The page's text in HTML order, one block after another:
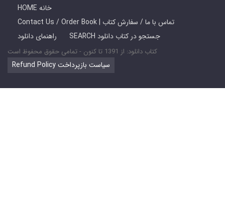
HOME خانه
Contact Us / Order Book | تماس با ما / سفارش کتاب
راهنمای دانلود
SEARCH جستجو در کتاب دانلود
کتاب دانلود: از 1391 تا کنون - تمامی حقوق محفوظ است
Refund Policy سیاست بازپرداخت